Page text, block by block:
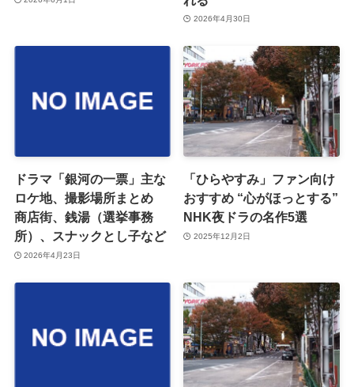
2026年4月30日
ドラマ「銀河の一票」主な
ロケ地、撮影場所まとめ
商店街、銭湯（選挙事務
所）、スナックとし子など
2026年4月23日
「ひらやすみ」ファン向け
おすすめ “心がほっとする”
NHK夜ドラの名作5選
2025年12月2日